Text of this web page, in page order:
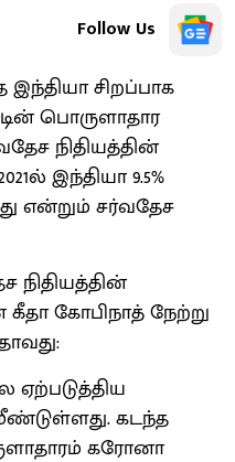
Follow Us
இந்தியா சிறப்பாக
பொருளாதார
நிதியத்தின்
இந்தியா 9.5%
என்றும் சர்வதேச
நிதியத்தின்
கோபிநாத் நேற்று
மீண்டுள்ளது. கடந்த
கரோனா